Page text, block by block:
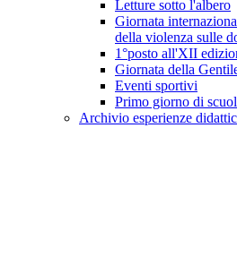
Letture sotto l'albero
Giornata
della violenza sulle
1°posto all'XII
Giornata della
Eventi sportivi
Primo giorno di
Archivio esperienze